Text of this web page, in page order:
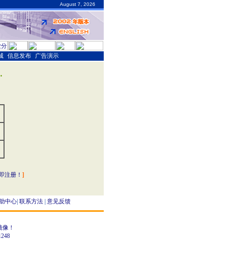
August 7, 2026
| 信息发布| 广告演示
注册！ ]
中心| 联系方法| 意见反馈
！